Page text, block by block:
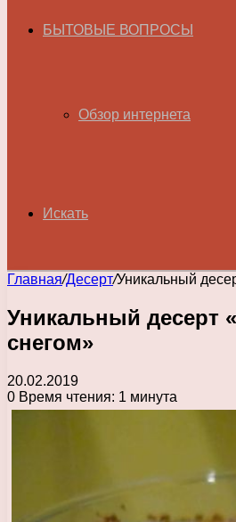
БЫТОВЫЕ ВОПРОСЫ
Обзор интернета
Искать
Главная/Десерт/Уникальный
Уникальный десерт
снегом»
20.02.2019
0 Время чтения: 1 минута